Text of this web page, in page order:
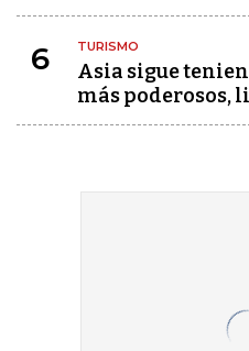
6 TURISMO
Asia sigue
más poderosos,